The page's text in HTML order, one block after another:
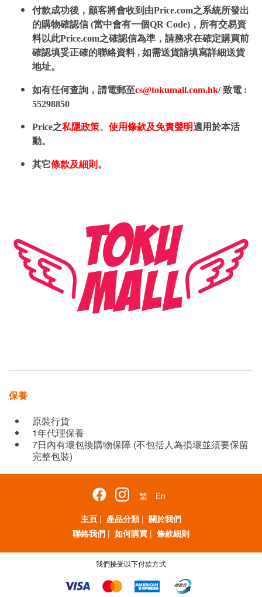
付款成功後，顧客將會收到由Price.com之系統所發出
的購物確認信 (當中會有一個QR Code)，所有交易資
料以此Price.com之確認信為準，請務求在確定購買前
確認填妥正確的聯絡資料 , 如需送貨請填寫詳細送貨
地址。
如有任何查詢，請電郵至cs@tokumall.com.hk/ 致電 :
55298850
Price之私隱政策、 使用條款及免責聲明適用於本活
動。
其它條款及細則 。
保養
原裝行貨
1年代理保養
7日內有壞包換購物保障 (不包括人為損壞並須要保留
完整包裝)
繁
En
主頁 | 產品分類 | 關於我們
聯絡我們 | 如何購買 | 條款細則
我們接受以下付款方式